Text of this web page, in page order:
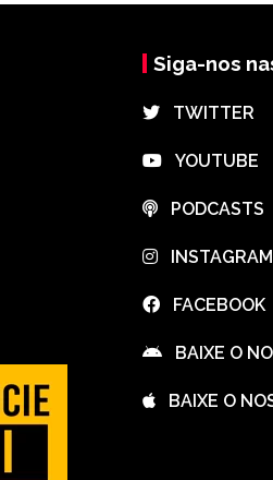
Siga-nos
⠀TWITTER
⠀YOUTUBE
⠀PODCASTS
⠀INSTAGRAM
⠀FACEBOOK
⠀BAIXE O
⠀BAIXE O